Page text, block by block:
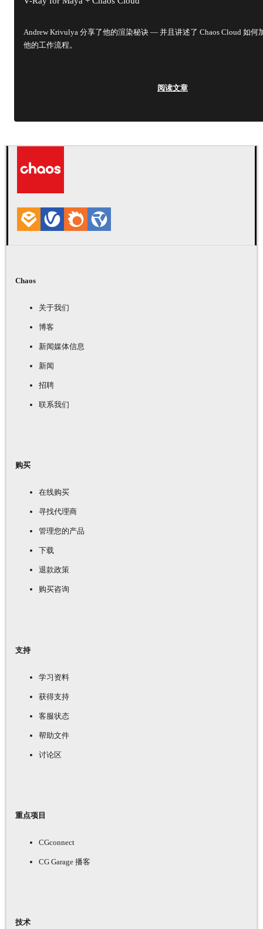
Andrew Krivulya 分享了他的渲染秘诀 — 并且讲述了 Chaos Cloud 如何
他的工作流程。
阅读文章
Chaos
关于我们
博客
新闻媒体信息
新闻
招聘
联系我们
购买
在线购买
寻找代理商
管理您的产品
下载
退款政策
购买咨询
支持
学习资料
获得支持
客服状态
帮助文件
讨论区
重点项目
CGconnect
CG Garage 播客
技术